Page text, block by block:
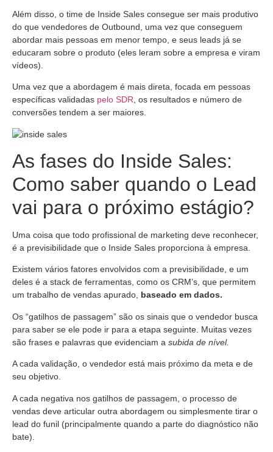
Além disso, o time de Inside Sales consegue ser mais produtivo
do que vendedores de Outbound, uma vez que conseguem
abordar mais pessoas em menor tempo, e seus leads já se
educaram sobre o produto (eles leram sobre a empresa e viram
vídeos).
Uma vez que a abordagem é mais direta, focada em pessoas
específicas validadas pelo SDR, os resultados e número de
conversões tendem a ser maiores.
As fases do Inside Sales:
Como saber quando o Lead
vai para o próximo estágio?
Uma coisa que todo profissional de marketing deve reconhecer,
é a previsibilidade que o Inside Sales proporciona à empresa.
Existem vários fatores envolvidos com a previsibilidade, e um
deles é a stack de ferramentas, como os CRM’s, que permitem
um trabalho de vendas apurado, baseado em dados.
Os “gatilhos de passagem” são os sinais que o vendedor busca
para saber se ele pode ir para a etapa seguinte. Muitas vezes
são frases e palavras que evidenciam a subida de nível.
A cada validação, o vendedor está mais próximo da meta e de
seu objetivo.
A cada negativa nos gatilhos de passagem, o processo de
vendas deve articular outra abordagem ou simplesmente tirar o
lead do funil (principalmente quando a parte do diagnóstico não
bate).